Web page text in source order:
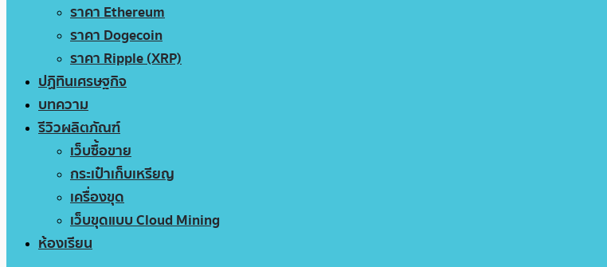
ราคา Ethereum
ราคา Dogecoin
ราคา Ripple (XRP)
ปฏิทินเศรษฐกิจ
บทความ
รีวิวผลิตภัณฑ์
เว็บซื้อขาย
กระเป๋าเก็บเหรียญ
เครื่องขุด
เว็บขุดแบบ Cloud Mining
ห้องเรียน